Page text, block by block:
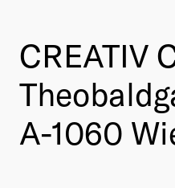
CREATIV
A-1060